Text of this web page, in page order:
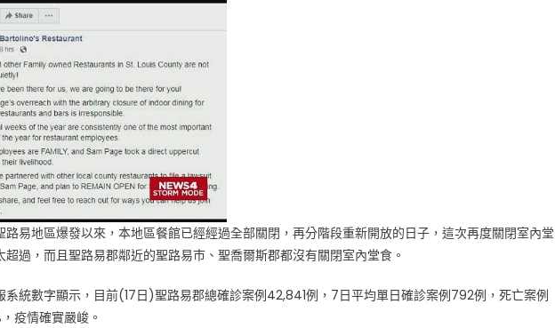
路易地區爆發以來，本地區餐館已經經過全部關閉，再分階段重新開放的日子，這次再度關閉室內堂
過，而且聖路易郡鄰近的聖路易市、聖喬爾斯郡都沒有關閉室內堂食。
系統數字顯示，目前(17日)聖路易郡總確診案例42,841例，7日平均單日確診案例792例，死亡案例
疫情確實嚴峻。